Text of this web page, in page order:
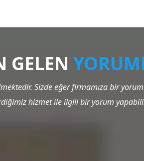
GELEN
Sizde eğer firmamıza bir
hizmet ile ilgili bir yorum